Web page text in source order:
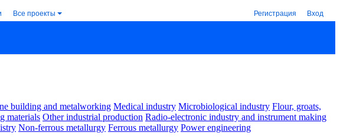
Все проекты Регистрация Вход
building and metalworking Medical industry Microbiological industry Flour, groats,
materials Other industrial production Radio-electronic industry and instrument making
Non-ferrous metallurgy Ferrous metallurgy Power engineering